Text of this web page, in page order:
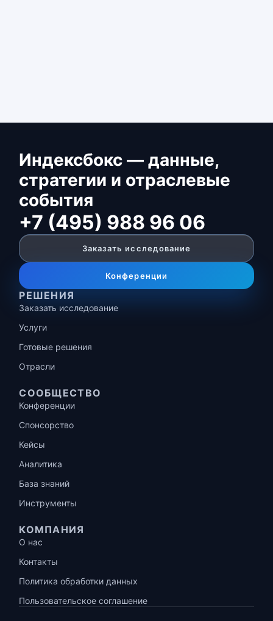
Индексбокс — данные,
стратегии и отраслевые
события
+7 (495) 988 96 06
Заказать исследование
Конференции
РЕШЕНИЯ
Заказать исследование
Услуги
Готовые решения
Отрасли
СООБЩЕСТВО
Конференции
Спонсорство
Кейсы
Аналитика
База знаний
Инструменты
КОМПАНИЯ
О нас
Контакты
Политика обработки данных
Пользовательское соглашение